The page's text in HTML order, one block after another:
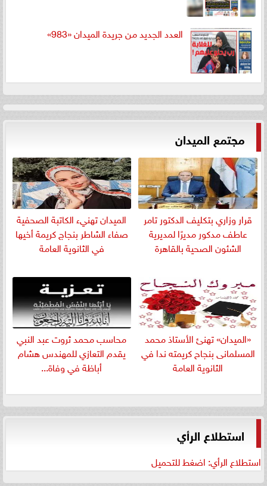
العدد الجديد من جريدة الميدان «983»
مجتمع الميدان
قرار وزاري بتكليف الدكتور تامر
عاطف مدكور مديرًا لمديرية
الشئون الصحية بالقاهرة
الميدان تهنيء الكاتبة الصحفية
صفاء الشاطر بنجاج كريمة أخيها
في الثانوية العامة
«الميدان» تهنئ الأستاذ محمد
المسلمانى بنجاح كريمته ندا في
الثانوية العامة
​محاسب محمد ثروت عبد النبي
يقدم التعازي للمهندس هشام
أباظة في وفاة...
استطلاع الرأي
استطلاع الرأي: اضغط للتحميل